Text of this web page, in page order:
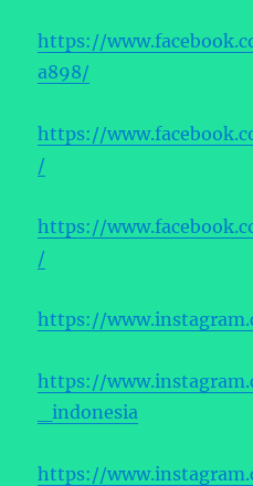
https://
a898/
https://
/
https://
/
https://
https://
_indonesia
https://